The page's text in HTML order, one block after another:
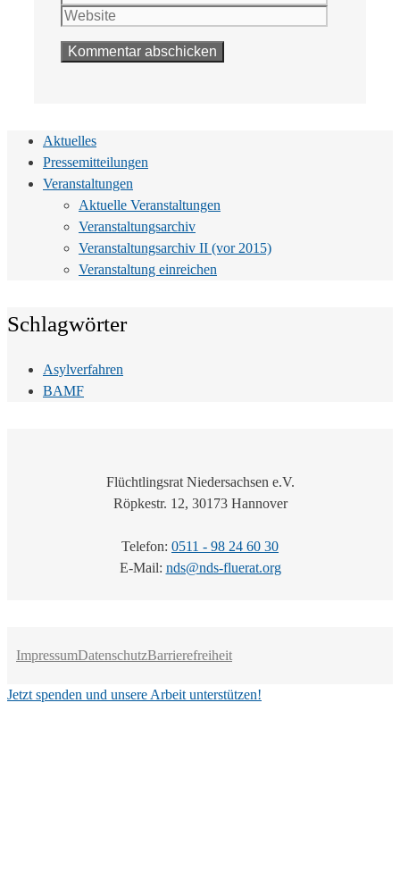
Aktuelles
Pressemitteilungen
Veranstaltungen
Aktuelle Veranstaltungen
Veranstaltungsarchiv
Veranstaltungsarchiv II (vor 2015)
Veranstaltung einreichen
Schlagwörter
Asylverfahren
BAMF
Flüchtlingsrat Niedersachsen e.V.
Röpkestr. 12, 30173 Hannover
Telefon: 0511 - 98 24 60 30
E-Mail: nds@nds-fluerat.org
ImpressumDatenschutzBarrierefreiheit
Jetzt spenden und unsere Arbeit unterstützen!